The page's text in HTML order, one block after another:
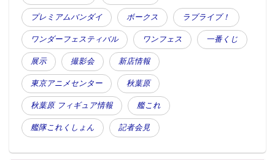
プレミアムバンダイ ボークス ラブライブ！
ワンダーフェスティバル ワンフェス 一番くじ
展示 撮影会 新店情報
東京アニメセンター 秋葉原
秋葉原 フィギュア情報 艦これ
艦隊これくしょん 記者会見